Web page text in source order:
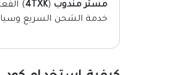
مستر مندوب (
4TXK
)
خدمة الشحن السريع